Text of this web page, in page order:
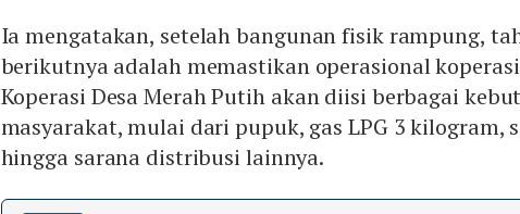
Ia mengatakan, setelah bangunan fisik rampung,
berikutnya adalah memastikan operasional
Koperasi Desa Merah Putih akan diisi berbagai
masyarakat, mulai dari pupuk, gas LPG 3 kilogram,
hingga sarana distribusi lainnya.